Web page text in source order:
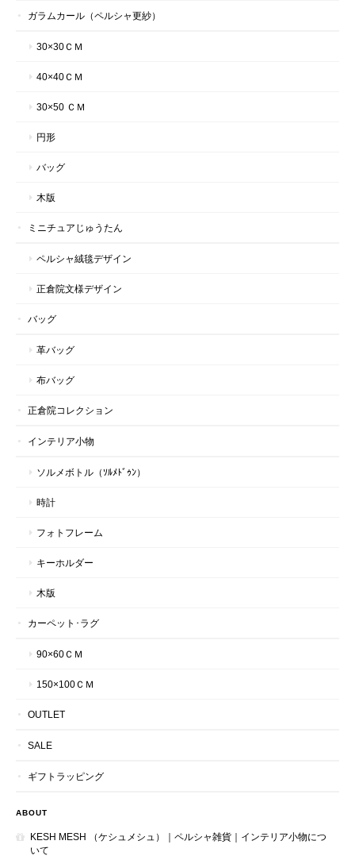
ガラムカール（ペルシャ更紗）
30×30ＣＭ
40×40ＣＭ
30×50 ＣＭ
円形
バッグ
木版
ミニチュアじゅうたん
ペルシャ絨毯デザイン
正倉院文様デザイン
バッグ
革バッグ
布バッグ
正倉院コレクション
インテリア小物
ソルメボトル（ｿﾙﾒﾄﾞｩﾝ）
時計
フォトフレーム
キーホルダー
木版
カーペット･ラグ
90×60ＣＭ
150×100ＣＭ
OUTLET
SALE
ギフトラッピング
ABOUT
KESH MESH （ケシュメシュ）｜ペルシャ雑貨｜インテリア小物につ
いて